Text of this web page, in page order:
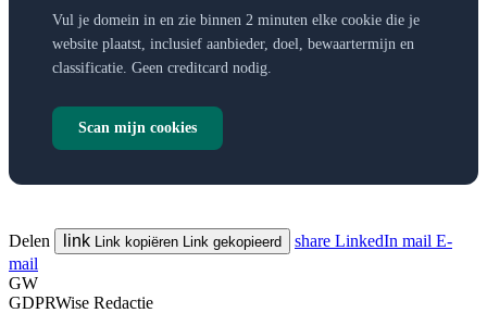
Vul je domein in en zie binnen 2 minuten elke cookie die je
website plaatst, inclusief aanbieder, doel, bewaartermijn en
classificatie. Geen creditcard nodig.
Scan mijn cookies
Delen link Link kopiëren Link gekopieerd share LinkedIn mail E-
mail
GW
GDPRWise Redactie